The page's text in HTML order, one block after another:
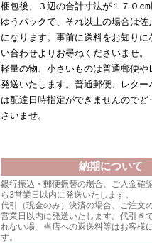
梱包後、３辺の合計寸法が１７０
ゆうパックで、それ以上の場合は佐
になります。事前に送料をお知りに
い合わせよりお尋ねくださいませ。
軽量の物、小さいものは普通郵便や
発送いたします。普通郵便、レター
は配達日時指定ができませんのでど
さいませ。
納期について
銀行振込・郵便振替の場合、ご入金確
ら3営業日以内に発送いたします。
代引（現金のみ）決済の場合、ご注文
営業日以内に発送いたします。代引き
れない場、当店への返送料等はお客様
す。